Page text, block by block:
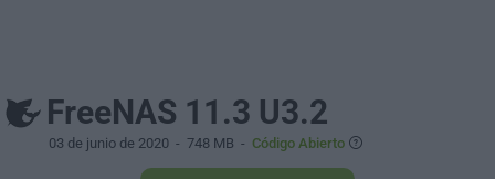
FreeNAS 11.3 U3.2
03 de junio de 2020 - 748 MB - Código Abierto